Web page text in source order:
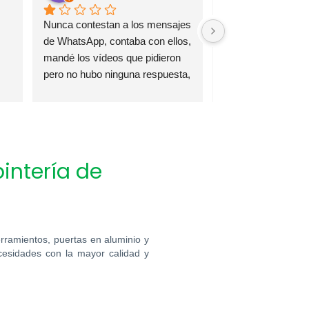
Muy profesional y intervención
rapida !
de
puertas en aluminio y
con la mayor calidad y